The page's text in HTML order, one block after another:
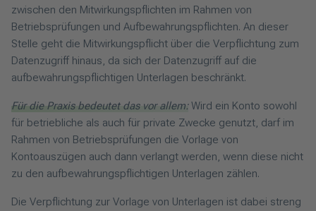
zwischen den Mitwirkungspflichten im Rahmen von
Betriebsprüfungen und Aufbewahrungspflichten. An dieser
Stelle geht die Mitwirkungspflicht über die Verpflichtung zum
Datenzugriff hinaus, da sich der Datenzugriff auf die
aufbewahrungspflichtigen Unterlagen beschränkt.
Für die Praxis bedeutet das vor allem:Wird ein Konto sowohl
für betriebliche als auch für private Zwecke genutzt, darf im
Rahmen von Betriebsprüfungen die Vorlage von
Kontoauszügen auch dann verlangt werden, wenn diese nicht
zu den aufbewahrungspflichtigen Unterlagen zählen.
Die Verpflichtung zur Vorlage von Unterlagen ist dabei streng